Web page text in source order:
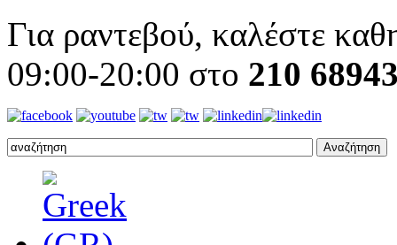
Για ραντεβού, καλέστε
09:00-20:00 στο 210